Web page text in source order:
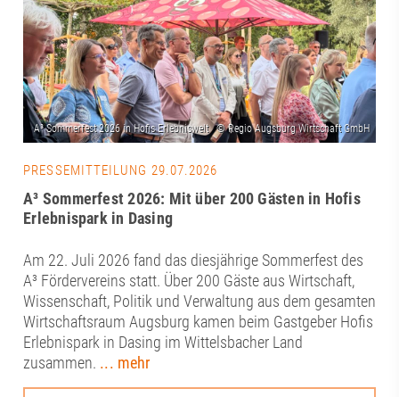
PRESSEMITTEILUNG 29.07.2026
A³ Sommerfest 2026: Mit über 200 Gästen in Hofis
Erlebnispark in Dasing
Am 22. Juli 2026 fand das diesjährige Sommerfest des
A³ Fördervereins statt. Über 200 Gäste aus Wirtschaft,
Wissenschaft, Politik und Verwaltung aus dem gesamten
Wirtschaftsraum Augsburg kamen beim Gastgeber Hofis
Erlebnispark in Dasing im Wittelsbacher Land
zusammen. ... mehr